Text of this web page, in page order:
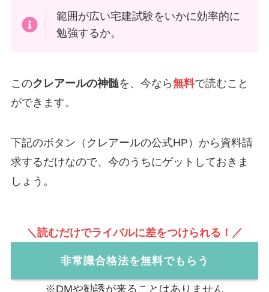
範囲が広い宅建試験をいかに効率的に
勉強するか。
このクレアールの神髄を、今なら無料で読むこと
ができます。
下記のボタン（クレアールの公式HP）から資料請
求するだけなので、今のうちにゲットしておきま
しょう。
＼読むだけでライバルに差をつけられる！／
非常識合格法を無料でもらう
※DMや勧誘が来ることはありません